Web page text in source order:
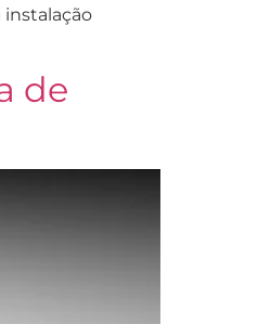
de